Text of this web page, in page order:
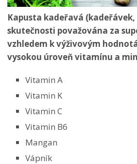
Kapusta kadeřavá (kadeřávek,
skutečnosti považována za
vzhledem k výživovým
vysokou úroveň vitamínu a
Vitamin A
Vitamin K
Vitamin C
Vitamin B6
Mangan
Vápník